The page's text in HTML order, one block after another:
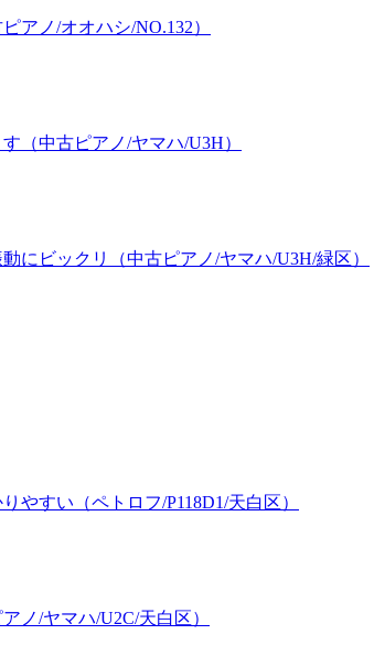
アノ/オオハシ/NO.132）
（中古ピアノ/ヤマハ/U3H）
にビックリ（中古ピアノ/ヤマハ/U3H/緑区）
やすい（ペトロフ/P118D1/天白区）
ノ/ヤマハ/U2C/天白区）